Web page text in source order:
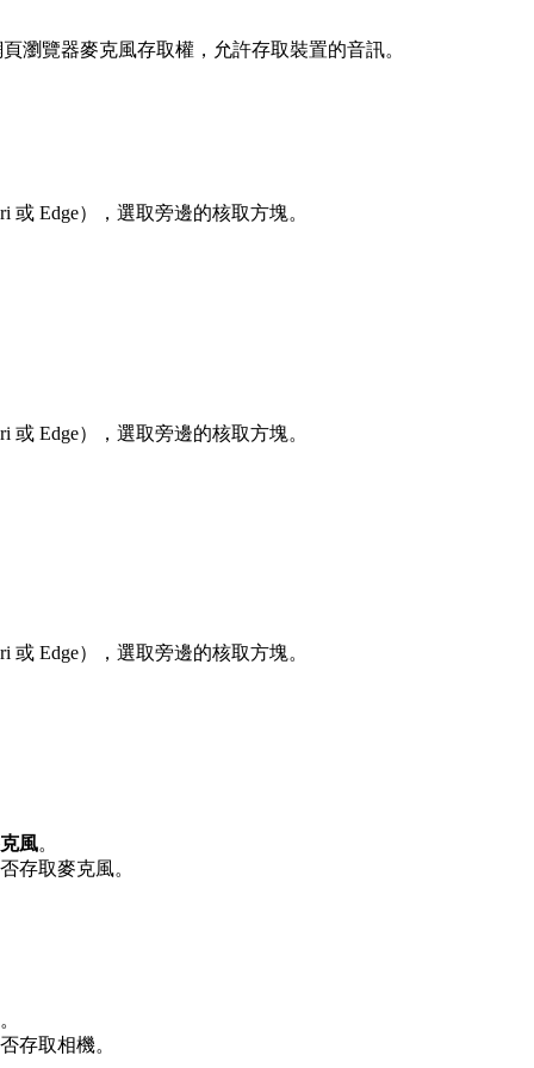
瀏覽器麥克風存取權，允許存取裝置的音訊。
或 Edge），選取旁邊的核取方塊。
或 Edge），選取旁邊的核取方塊。
或 Edge），選取旁邊的核取方塊。
風。
存取麥克風。
。
存取相機。